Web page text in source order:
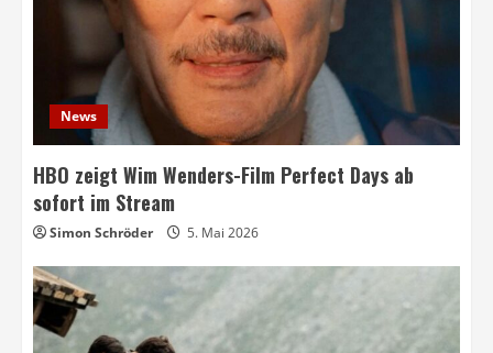
News
HBO zeigt Wim Wenders-Film Perfect Days ab
sofort im Stream
Simon Schröder 5. Mai 2026